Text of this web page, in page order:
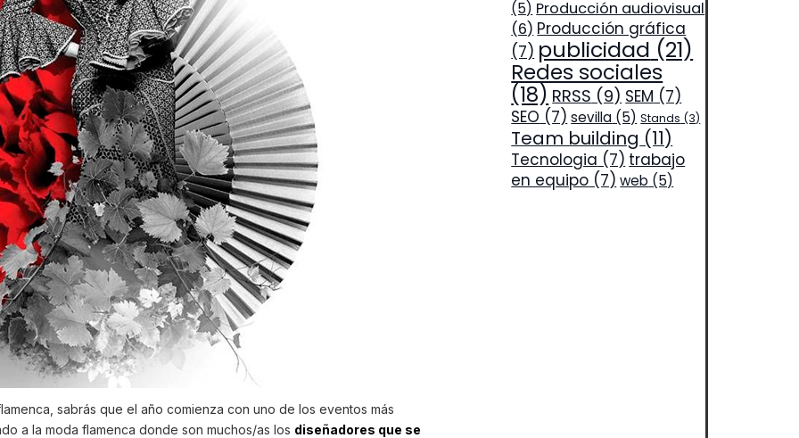
sabrás que el año comienza con uno de los eventos más
a la moda flamenca donde son muchos/as los diseñadores que se
(5) Producción audiovisual
(6) Producción gráfica
(7) publicidad (21)
Redes sociales
(18) RRSS (9) SEM (7)
SEO (7) sevilla (5) Stands (3)
Team building (11)
Tecnologia (7) trabajo
en equipo (7) web (5)